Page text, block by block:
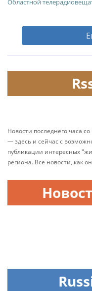
Областной
Новости последнего часа
— здесь и сейчас с
публикации интересных
региона. Все новости, как